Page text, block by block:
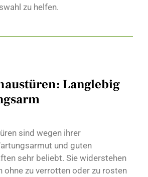
zu helfen.
Langlebig
sind wegen ihrer
und guten
sehr beliebt. Sie widerstehen
ohne zu verrotten oder zu rosten